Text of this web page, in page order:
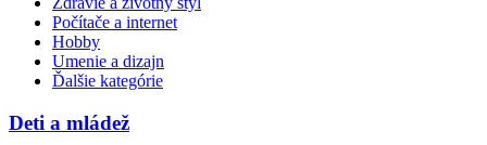
Počítače a internet
Hobby
Umenie a dizajn
Ďalšie kategórie
Deti a mládež